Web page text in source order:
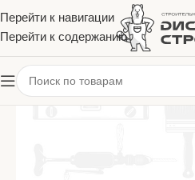
Перейти к навигации
Перейти к содержанию